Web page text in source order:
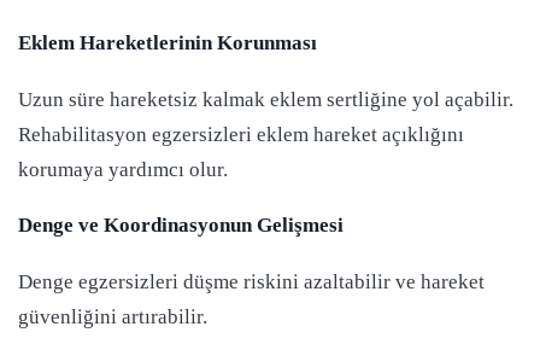
Eklem Hareketlerinin Korunması
Uzun süre hareketsiz kalmak eklem sertliğine yol açabilir.
Rehabilitasyon egzersizleri eklem hareket açıklığını
korumaya yardımcı olur.
Denge ve Koordinasyonun Gelişmesi
Denge egzersizleri düşme riskini azaltabilir ve hareket
güvenliğini artırabilir.